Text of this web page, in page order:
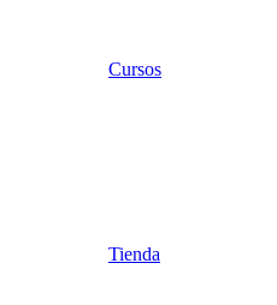
Cursos
Tienda